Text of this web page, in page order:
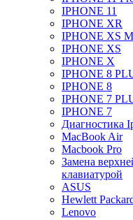
IPHONE 11
IPHONE XR
IPHONE XS
IPHONE XS
IPHONE X
IPHONE 8
IPHONE 8
IPHONE 7
IPHONE 7
Диагностика
MacBook Air
Macbook Pro
Замена
клавиатурой
ASUS
Hewlett
Lenovo